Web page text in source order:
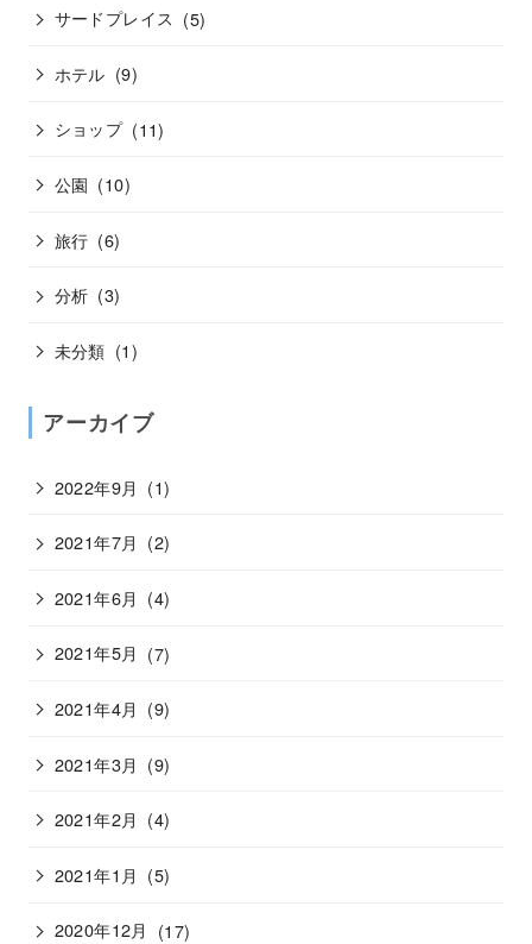
サードプレイス (5)
ホテル (9)
ショップ (11)
公園 (10)
旅行 (6)
分析 (3)
未分類 (1)
アーカイブ
2022年9月 (1)
2021年7月 (2)
2021年6月 (4)
2021年5月 (7)
2021年4月 (9)
2021年3月 (9)
2021年2月 (4)
2021年1月 (5)
2020年12月 (17)